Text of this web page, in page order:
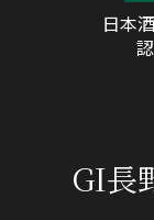
日本
GI長